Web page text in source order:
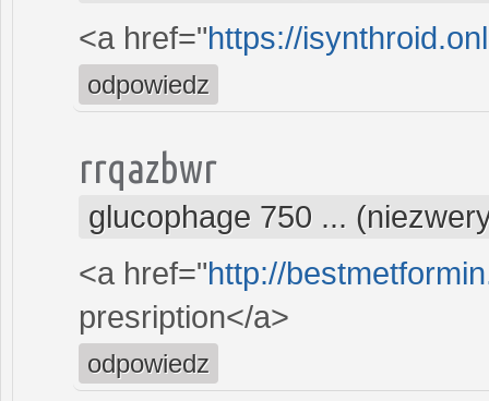
<a href="https://
odpowiedz
rrqazbwr
glucophage 750 ...
<a href="http://
presription</a>
odpowiedz